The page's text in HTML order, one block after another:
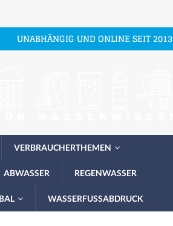
UNABHÄNGIG UND ONLINE SEIT 2013
VERBRAUCHERTHEMEN
ABWASSER REGENWASSER
WASSERFUSSABDRUCK